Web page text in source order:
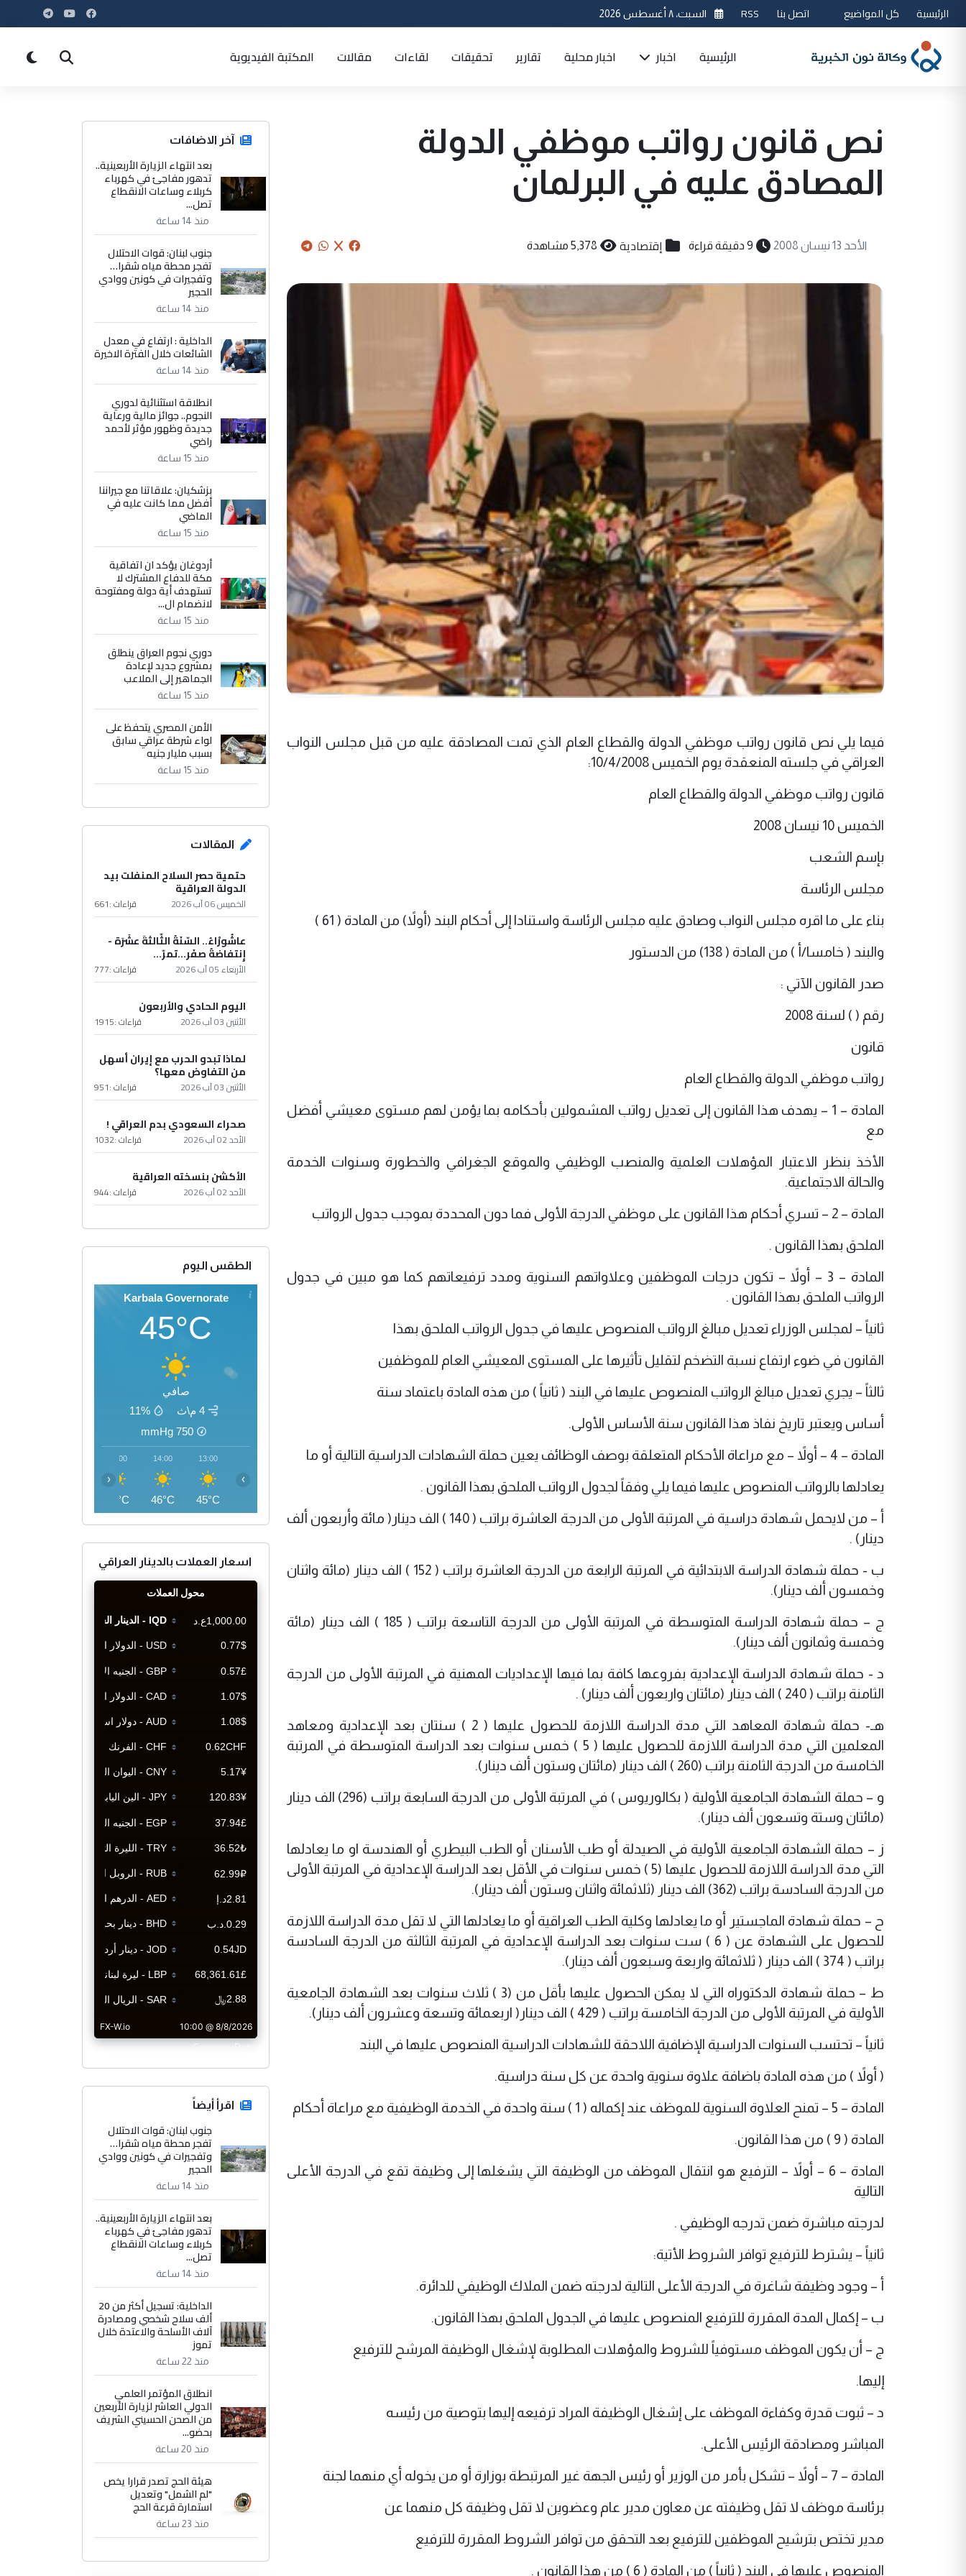
الرئيسية كل المواضيع اتصل بنا RSS السبت، ٨ أغسطس 2026
الرئيسية اخبار اخبار محلية تقارير تحقيقات لقاءات مقالات المكتبة الفيديوية
نص قانون رواتب موظفي الدولة
المصادق عليه في البرلمان
الأحد 13 نيسان 2008 9 دقيقة قراءة إقتصادية 5,378 مشاهدة
فيما يلي نص قانون رواتب موظفي الدولة والقطاع العام الذي تمت المصادقة عليه من قبل مجلس النواب
العراقي في جلسته المنعقدة يوم الخميس 10/4/2008:
قانون رواتب موظفي الدولة والقطاع العام
الخميس 10 نيسان 2008
بإسم الشعب
مجلس الرئاسة
بناء على ما اقره مجلس النواب وصادق عليه مجلس الرئاسة واستنادا إلى أحكام البند (أولاً) من المادة ( 61 )
والبند ( خامسا/أ ) من المادة ( 138) من الدستور
صدر القانون الآتي :
رقم ( ) لسنة 2008
قانون
رواتب موظفي الدولة والقطاع العام
المادة – 1 – يهدف هذا القانون إلى تعديل رواتب المشمولين بأحكامه بما يؤمن لهم مستوى معيشي أفضل
مع
الأخذ بنظر الاعتبار المؤهلات العلمية والمنصب الوظيفي والموقع الجغرافي والخطورة وسنوات الخدمة
والحالة الاجتماعية.
المادة – 2 – تسري أحكام هذا القانون على موظفي الدرجة الأولى فما دون المحددة بموجب جدول الرواتب
الملحق بهذا القانون .
المادة – 3 – أولاً – تكون درجات الموظفين وعلاواتهم السنوية ومدد ترفيعاتهم كما هو مبين في جدول
الرواتب الملحق بهذا القانون .
ثانياً – لمجلس الوزراء تعديل مبالغ الرواتب المنصوص عليها في جدول الرواتب الملحق بهذا
القانون في ضوء ارتفاع نسبة التضخم لتقليل تأثيرها على المستوى المعيشي العام للموظفين
ثالثاً – يجري تعديل مبالغ الرواتب المنصوص عليها في البند ( ثانياً ) من هذه المادة باعتماد سنة
أساس ويعتبر تاريخ نفاذ هذا القانون سنة الأساس الأولى.
المادة – 4 – أولاً – مع مراعاة الأحكام المتعلقة بوصف الوظائف يعين حملة الشهادات الدراسية التالية أو ما
يعادلها بالرواتب المنصوص عليها فيما يلي وفقاً لجدول الرواتب الملحق بهذا القانون .
أ – من لايحمل شهادة دراسية في المرتبة الأولى من الدرجة العاشرة براتب ( 140 ) الف دينار( مائة وأربعون ألف
دينار) .
ب - حملة شهادة الدراسة الابتدائية في المرتبة الرابعة من الدرجة العاشرة براتب ( 152 ) الف دينار (مائة واثنان
وخمسون ألف دينار).
ج – حملة شهادة الدراسة المتوسطة في المرتبة الأولى من الدرجة التاسعة براتب ( 185 ) الف دينار (مائة
وخمسة وثمانون ألف دينار).
د - حملة شهادة الدراسة الإعدادية بفروعها كافة بما فيها الإعداديات المهنية في المرتبة الأولى من الدرجة
الثامنة براتب ( 240 ) الف دينار (مائتان واربعون ألف دينار) .
هـ- حملة شهادة المعاهد التي مدة الدراسة اللازمة للحصول عليها ( 2 ) سنتان بعد الإعدادية ومعاهد
المعلمين التي مدة الدراسة اللازمة للحصول عليها ( 5 ) خمس سنوات بعد الدراسة المتوسطة في المرتبة
الخامسة من الدرجة الثامنة براتب (260 ) الف دينار (مائتان وستون ألف دينار).
و – حملة الشهادة الجامعية الأولية ( بكالوريوس ) في المرتبة الأولى من الدرجة السابعة براتب (296) الف دينار
(مائتان وستة وتسعون ألف دينار).
ز – حملة الشهادة الجامعية الأولية في الصيدلة أو طب الأسنان أو الطب البيطري أو الهندسة او ما يعادلها
التي مدة الدراسة اللازمة للحصول عليها (5 ) خمس سنوات في الأقل بعد الدراسة الإعدادية في المرتبة الأولى
من الدرجة السادسة براتب (362) الف دينار (ثلاثمائة واثنان وستون ألف دينار).
ح – حملة شهادة الماجستير أو ما يعادلها وكلية الطب العراقية أو ما يعادلها التي لا تقل مدة الدراسة اللازمة
للحصول على الشهادة عن ( 6 ) ست سنوات بعد الدراسة الإعدادية في المرتبة الثالثة من الدرجة السادسة
براتب ( 374 ) الف دينار ( ثلاثمائة واربعة وسبعون ألف دينار).
ط – حملة شهادة الدكتوراه التي لا يمكن الحصول عليها بأقل من (3 ) ثلاث سنوات بعد الشهادة الجامعية
الأولية في المرتبة الأولى من الدرجة الخامسة براتب ( 429 ) الف دينار( اربعمائة وتسعة وعشرون ألف دينار).
ثانياً – تحتسب السنوات الدراسية الإضافية اللاحقة للشهادات الدراسية المنصوص عليها في البند
( أولاً ) من هذه المادة باضافة علاوة سنوية واحدة عن كل سنة دراسية.
المادة – 5 – تمنح العلاوة السنوية للموظف عند إكماله ( 1 ) سنة واحدة في الخدمة الوظيفية مع مراعاة أحكام
المادة ( 9 ) من هذا القانون.
المادة – 6 – أولاً – الترفيع هو انتقال الموظف من الوظيفة التي يشغلها إلى وظيفة تقع في الدرجة الأعلى
التالية
لدرجته مباشرة ضمن تدرجه الوظيفي .
ثانياً – يشترط للترفيع توافر الشروط الأتية:
أ – وجود وظيفة شاغرة في الدرجة الأعلى التالية لدرجته ضمن الملاك الوظيفي للدائرة.
ب – إكمال المدة المقررة للترفيع المنصوص عليها في الجدول الملحق بهذا القانون.
ج – أن يكون الموظف مستوفياً للشروط والمؤهلات المطلوبة لإشغال الوظيفة المرشح للترفيع
إليها.
د – ثبوت قدرة وكفاءة الموظف على إشغال الوظيفة المراد ترفيعه إليها بتوصية من رئيسه
المباشر ومصادقة الرئيس الأعلى.
المادة – 7 – أولاً – تشكل بأمر من الوزير أو رئيس الجهة غير المرتبطة بوزارة أو من يخوله أي منهما لجنة
برئاسة موظف لا تقل وظيفته عن معاون مدير عام وعضوين لا تقل وظيفة كل منهما عن
مدير تختص بترشيح الموظفين للترفيع بعد التحقق من توافر الشروط المقررة للترفيع
المنصوص عليها في البند ( ثانياً ) من المادة ( 6 ) من هذا القانون .
آخر الاضافات
بعد انتهاء الزيارة الأربعينية..
تدهور مفاجئ في كهرباء
كربلاء وساعات الانقطاع
تصل...
منذ 14 ساعة
جنوب لبنان: قوات الاحتلال
تفجر محطة مياه شقرا…
وتفجيرات في كونين ووادي
الحجير
منذ 14 ساعة
الداخلية : ارتفاع في معدل
الشائعات خلال الفترة الاخيرة
منذ 14 ساعة
انطلاقة استثنائية لدوري
النجوم.. جوائز مالية ورعاية
جديدة وظهور مؤثر لأحمد
راضي
منذ 15 ساعة
بزشكيان: علاقاتنا مع جيراننا
أفضل مما كانت عليه في
الماضي
منذ 15 ساعة
أردوغان يؤكد ان اتفاقية
مكة للدفاع المشترك لا
تستهدف أية دولة ومفتوحة
لانضمام ال...
منذ 15 ساعة
دوري نجوم العراق ينطلق
بمشروع جديد لإعادة
الجماهير إلى الملاعب
منذ 15 ساعة
الأمن المصري يتحفظ على
لواء شرطة عراقي سابق
بسبب مليار جنيه
منذ 15 ساعة
المقالات
حتمية حصر السلاح المنفلت بيد
الدولة العراقية
الخميس 06 آب 2026 قراءات :661
عاشُورْاءُ.. السّنَةُ الثّالثةَ عشَرَة -
إِنتفاضةُ صفَر…تمرّ...
الأربعاء 05 آب 2026 قراءات :777
اليوم الحادي والأربعون
الأثنين 03 آب 2026 قراءات :1915
لماذا تبدو الحرب مع إيران أسهل
من التفاوض معها؟
الأثنين 03 آب 2026 قراءات :951
صحراء السعودي بدم العراقي !
الأحد 02 آب 2026 قراءات :1032
الأكشن بنسخته العراقية
الأحد 02 آب 2026 قراءات :944
الطقس اليوم
Karbala Governorate
45°C
صافي
4 م\ث
11%
750
mmHg
13:00
45°C
14:00
46°C
15:00
46°C
‹ ›
اسعار العملات بالدينار العراقي
CurrencyRate
اقرأ أيضاً
جنوب لبنان: قوات الاحتلال
تفجر محطة مياه شقرا…
وتفجيرات في كونين ووادي
الحجير
منذ 14 ساعة
بعد انتهاء الزيارة الأربعينية..
تدهور مفاجئ في كهرباء
كربلاء وساعات الانقطاع
تصل...
منذ 14 ساعة
الداخلية: تسجيل أكثر من 20
ألف سلاح شخصي ومصادرة
آلاف الأسلحة والاعتدة خلال
تموز
منذ 22 ساعة
انطلاق المؤتمر العلمي
الدولي العاشر لزيارة الأربعين
من الصحن الحسيني الشريف
بحضو...
منذ 20 ساعة
هيئة الحج تصدر قرارا يخص
"لم الشمل" وتعديل
استمارة قرعة الحج
منذ 23 ساعة